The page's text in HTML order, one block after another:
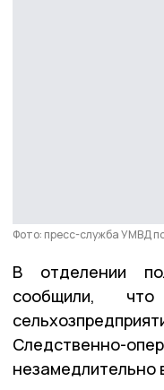
Фото: пресс-служба УМВД
В отделении
сообщили,
незамедлительно